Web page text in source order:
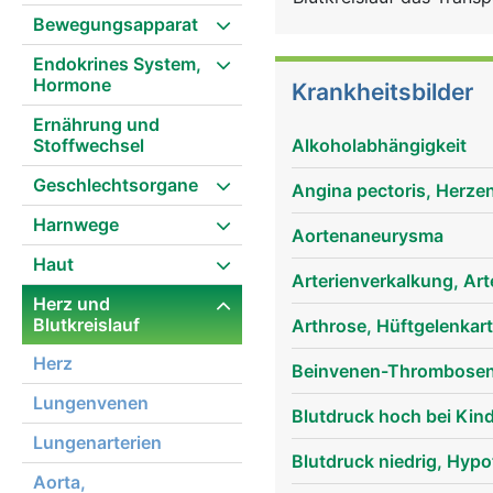
Bewegungsapparat
Endokrines System,
Hormone
Ernährung und
Stoffwechsel
Geschlechtsorgane
Harnwege
Haut
Herz und
Blutkreislauf
Herz
Lungenvenen
Lungenarterien
Aorta,
Venen. Genau
angereicherte Blut
Herzkammer. Von
den Körper gepumpt.
kohlendioxidreiche)
Herzkammer, von wo
frischem Sauerstoff
beide Blutkreisläufe.
Ruhe pumpt es
den Körper zirkuliert.
Krankheitsbilder
Alkoholabhängigkeit
Angina pectoris,
Aortenaneurysma
Arterienverkalkung,
Arthrose,
Beinvenen-
Blutdruck hoch bei
Blutdruck niedrig,